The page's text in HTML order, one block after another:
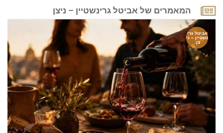
המאמרים של אביטל גרינשטיין – ניצן
אביטל גרי
נשטיין – ני
צן.